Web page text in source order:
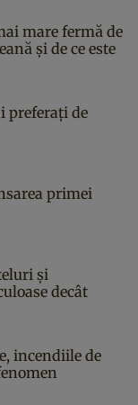
mare fermă de
și de ce este
preferați de
primei
și
decât
incendiile de